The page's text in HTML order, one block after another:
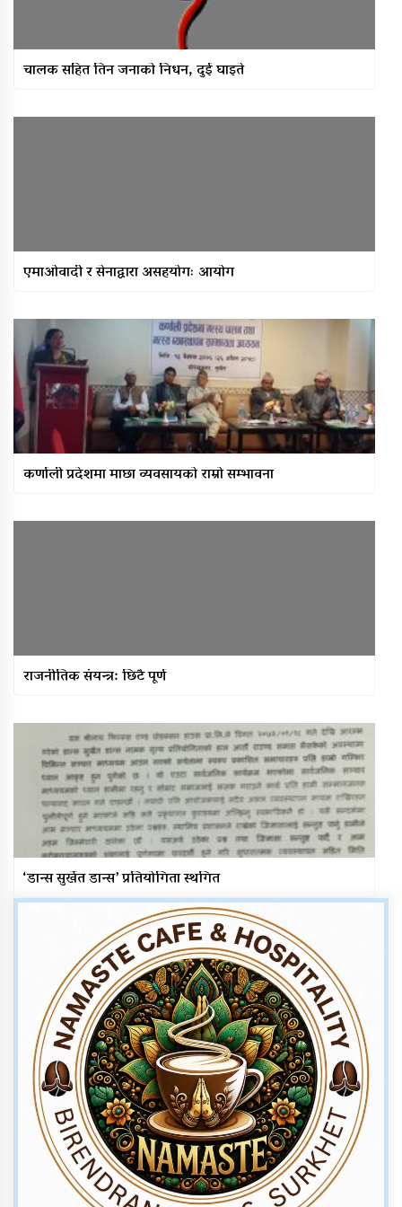
चालक सहित तिन जनाको निधन, दुई घाइते
एमाओवादी ‍र सेनाद्वारा असहयोगः आयोग
कर्णाली प्रदेशमा माछा व्यवसायको राम्रो सम्भावना
राजनीतिक संयन्त्र: छिटै पूर्ण
‘डान्स सुर्खेत डान्स’ प्रतियोगिता स्थगित